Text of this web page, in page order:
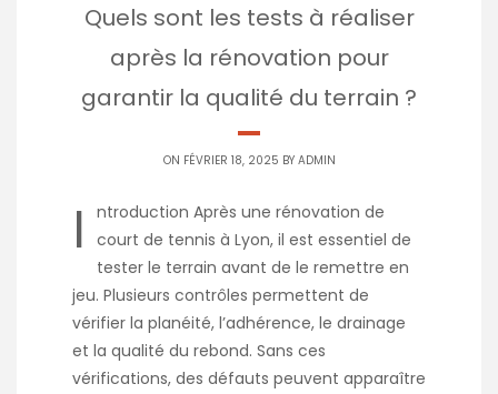
Quels sont les tests à réaliser
après la rénovation pour
garantir la qualité du terrain ?
ON FÉVRIER 18, 2025 BY ADMIN
I
ntroduction Après une rénovation de
court de tennis à Lyon, il est essentiel de
tester le terrain avant de le remettre en
jeu. Plusieurs contrôles permettent de
vérifier la planéité, l’adhérence, le drainage
et la qualité du rebond. Sans ces
vérifications, des défauts peuvent apparaître